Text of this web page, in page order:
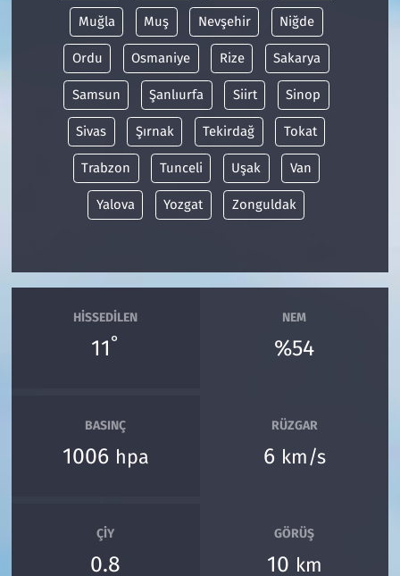
Muğla Muş Nevşehir Niğde
Ordu Osmaniye Rize Sakarya
Samsun Şanlıurfa Siirt Sinop
Sivas Şırnak Tekirdağ Tokat
Trabzon Tunceli Uşak Van
Yalova Yozgat Zonguldak
HISSEDILEN
11°
NEM
%54
BASINÇ
1006 hpa
RÜZGAR
6 km/s
ÇIY
0.8
GÖRÜŞ
10 km